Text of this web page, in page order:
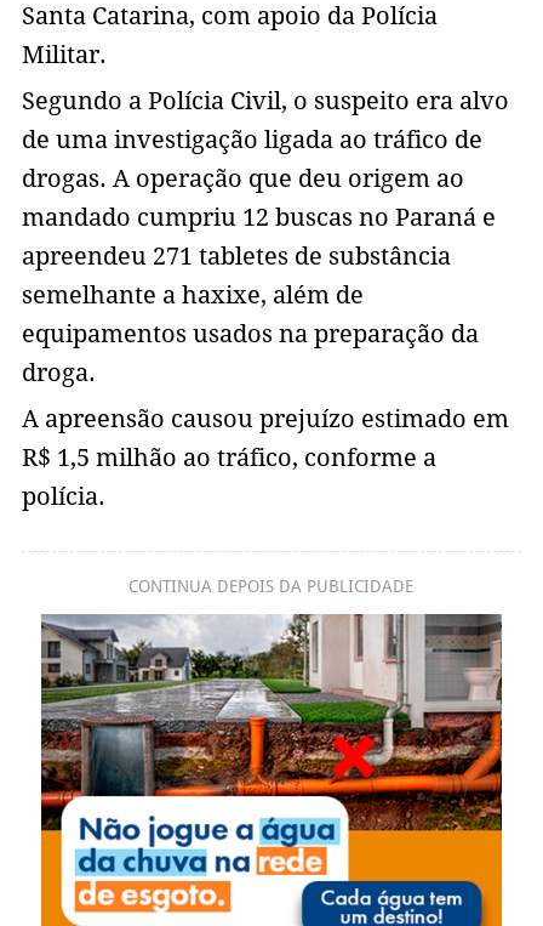
Santa Catarina, com apoio da Polícia
Militar.
Segundo a Polícia Civil, o suspeito era alvo
de uma investigação ligada ao tráfico de
drogas. A operação que deu origem ao
mandado cumpriu 12 buscas no Paraná e
apreendeu 271 tabletes de substância
semelhante a haxixe, além de
equipamentos usados na preparação da
droga.
A apreensão causou prejuízo estimado em
R$ 1,5 milhão ao tráfico, conforme a
polícia.
CONTINUA DEPOIS DA PUBLICIDADE